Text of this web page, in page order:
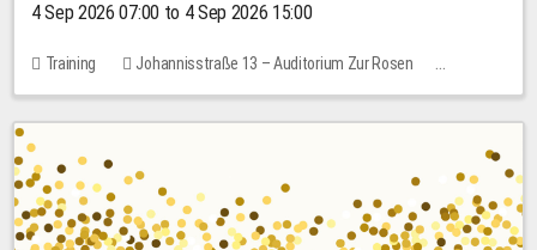
4 Sep 2026 07:00 to 4 Sep 2026 15:00
Training
Johannisstraße 13 – Auditorium Zur Rosen
7 places
10.00 EUR